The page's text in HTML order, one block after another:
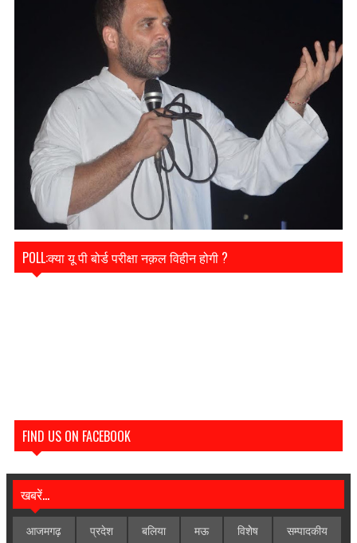
POLL:क्या यू पी बोर्ड परीक्षा नक़ल विहीन होगी ?
FIND US ON FACEBOOK
खबरें...
आजमगढ़ प्रदेश बलिया मऊ विशेेष सम्पादकीय